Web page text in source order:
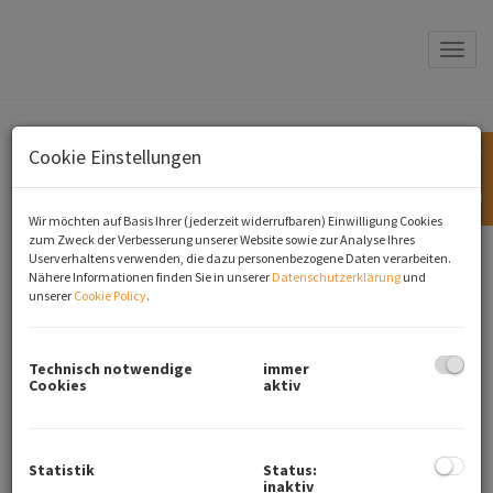
Nebenkostenübersicht
Nebenkosten bei Kaufverträgen
Nebenkosten bei Mietverträgen
Nebenkosten bei Pachtverträgen
CALL NOW
+43 664 3998229
Cookie Einstellungen
Wir möchten auf Basis Ihrer (jederzeit widerrufbaren) Einwilligung Cookies
zum Zweck der Verbesserung unserer Website sowie zur Analyse Ihres
Userverhaltens verwenden, die dazu personenbezogene Daten verarbeiten.
Nähere Informationen finden Sie in unserer Datenschutzerklärung und
unserer Cookie Policy.
Technisch notwendige
Cookies
immer
aktiv
Statistik
Status:
inaktiv